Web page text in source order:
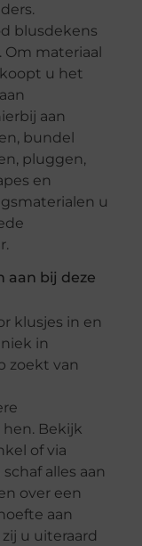
blusdekens
Om materiaal
u het
aan
bundel
pluggen,
en
u
aan bij deze
klusjes in en
in
zoekt van
Bekijk
of via
schaf alles aan
over een
aan
u uiteraard